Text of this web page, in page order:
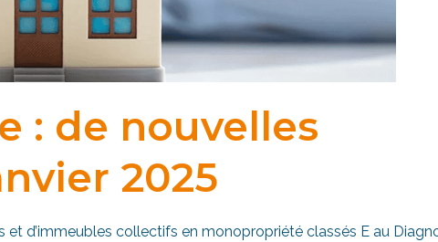
: de nouvelles
2025
et d’immeubles collectifs en monopropriété classés E au